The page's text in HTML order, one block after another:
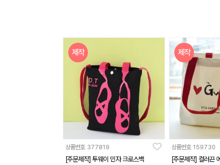
제작
상품번호 377819
[주문제작] 투웨이 민자 크로스백
제작
상품번호 159730
[주문제작] 컬러끈